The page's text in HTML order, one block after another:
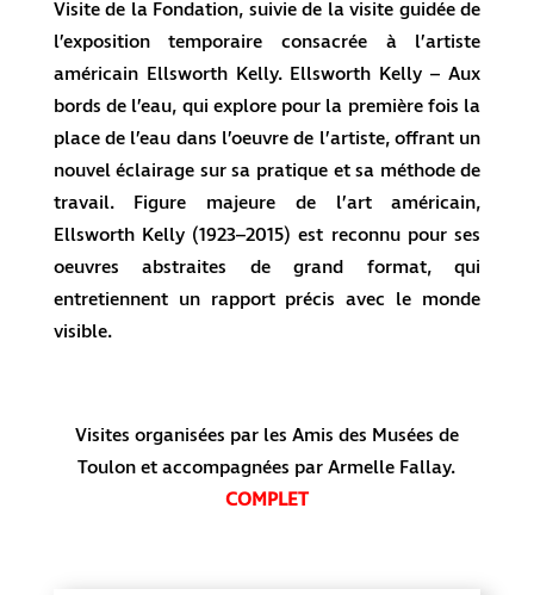
Visite de la Fondation, suivie de la visite guidée de
l’exposition temporaire consacrée à l’artiste
américain Ellsworth Kelly. Ellsworth Kelly – Aux
bords de l’eau, qui explore pour la première fois la
place de l’eau dans l’oeuvre de l’artiste, offrant un
nouvel éclairage sur sa pratique et sa méthode de
travail. Figure majeure de l’art américain,
Ellsworth Kelly (1923–2015) est reconnu pour ses
oeuvres abstraites de grand format, qui
entretiennent un rapport précis avec le monde
visible.
Visites organisées par les Amis des Musées de
Toulon et accompagnées par Armelle Fallay.
COMPLET